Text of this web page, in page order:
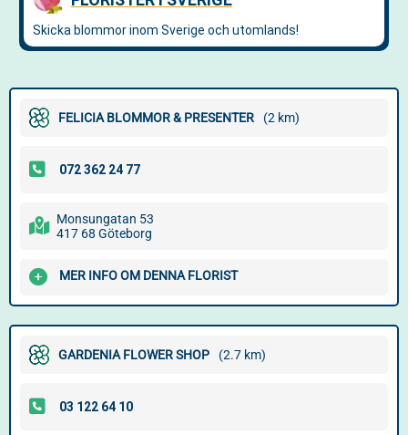
FELICIA BLOMMOR & PRESENTER (2 km)
Monsungatan 53
417 68 Göteborg
MER INFO OM DENNA FLORIST
GARDENIA FLOWER SHOP (2.7 km)